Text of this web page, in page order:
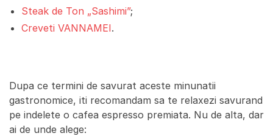
Steak de Ton „Sashimi”;
Creveti VANNAMEI.
Dupa ce termini de savurat aceste minunatii
gastronomice, iti recomandam sa te relaxezi savurand
pe indelete o cafea espresso premiata. Nu de alta, dar
ai de unde alege: